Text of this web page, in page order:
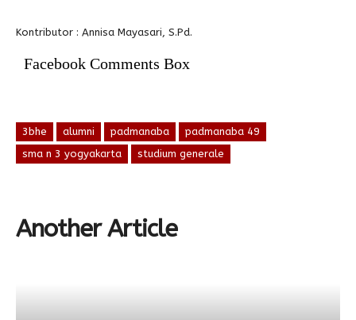
Kontributor : Annisa Mayasari, S.Pd.
Facebook Comments Box
3bhe alumni padmanaba
padmanaba 49
sma n 3 yogyakarta
studium generale
Another Article